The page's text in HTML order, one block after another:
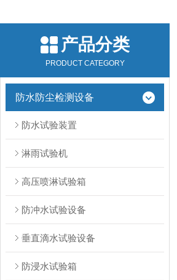
产品分类
PRODUCT CATEGORY
防水防尘检测设备
防水试验装置
淋雨试验机
高压喷淋试验箱
防冲水试验设备
垂直滴水试验设备
防浸水试验箱